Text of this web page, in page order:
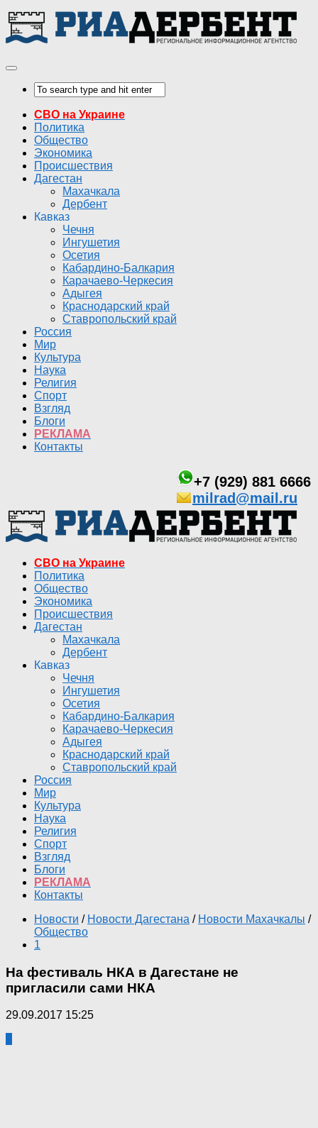
СВО на Украине
Политика
Общество
Экономика
Происшествия
Дагестан
Махачкала
Дербент
Кавказ
Чечня
Ингушетия
Осетия
Кабардино-Балкария
Карачаево-Черкесия
Адыгея
Краснодарский край
Ставропольский край
Россия
Мир
Культура
Наука
Религия
Спорт
Взгляд
Блоги
РЕКЛАМА
Контакты
+7 (929) 881 6666
milrad@mail.ru
СВО на Украине
Политика
Общество
Экономика
Происшествия
Дагестан
Махачкала
Дербент
Кавказ
Чечня
Ингушетия
Осетия
Кабардино-Балкария
Карачаево-Черкесия
Адыгея
Краснодарский край
Ставропольский край
Россия
Мир
Культура
Наука
Религия
Спорт
Взгляд
Блоги
РЕКЛАМА
Контакты
Новости / Новости Дагестана / Новости Махачкалы /
Общество
1
На фестиваль НКА в Дагестане не
пригласили сами НКА
29.09.2017 15:25